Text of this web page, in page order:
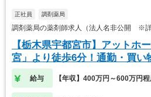
正社員 調剤薬局
調剤薬局の薬剤師求人（法人名非公開 ※詳
【栃木県宇都宮市】アットホ
宮」より徒歩6分！通勤・買い
給与 【年収】400万円～600万円